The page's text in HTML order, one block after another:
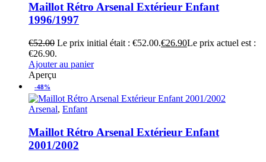
Maillot Rétro Arsenal Extérieur Enfant
1996/1997
€52.00 Le prix initial était : €52.00.€26.90Le prix actuel est :
€26.90.
Ajouter au panier
Aperçu
-48%
Arsenal, Enfant
Maillot Rétro Arsenal Extérieur Enfant
2001/2002